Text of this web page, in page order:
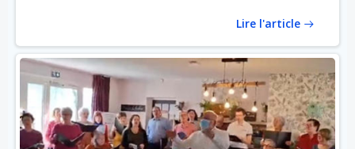
Lire l'article